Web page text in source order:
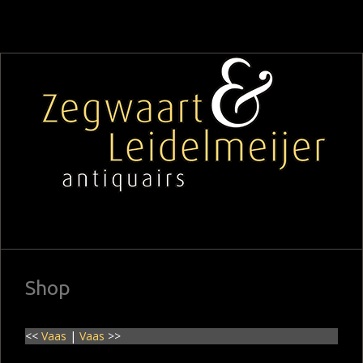
Shop
<< Vaas | Vaas >>